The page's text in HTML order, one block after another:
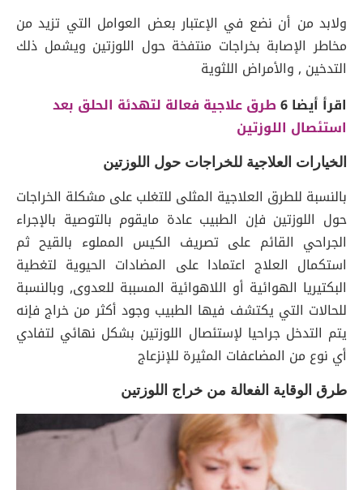
ولابد من أن نضع في الإعتبار بعض العوامل التي تزيد من
مخاطر الإصابة بخراجات منتفخة حول اللوزتين ويشمل ذلك
التدخين , والأمراض اللثوية
اقرأ أيضا 6
طرق علاجية فعالة لتهدئة الحلق بعد
استئصال اللوزتين
الخيارات العلاجية للخراجات حول اللوزتين
بالنسبة للطرق العلاجية المثلى للتغلب على مشكلة الخراجات
حول اللوزتين فإن الطبيب عادة مايقوم بالتوصية بالإجراء
الجراحي القائم على تصريف الكيس المملوء بالقيح ثم
استكمال العلاج اعتمادا على المضادات الحيوية لتغطية
البكتيريا الهوائية أو اللاهوائية المسببة للعدوى, وبالنسبة
للحالات التي يكتشف فيها الطبيب وجود أكثر من خراج فإنه
يتم التدخل جراحيا لإستئصال اللوزتين بشكل نهائي لتفادي
أي نوع من المضاعفات المثيرة للإنزعاج
طرق الوقاية الفعالة من خراج اللوزتين